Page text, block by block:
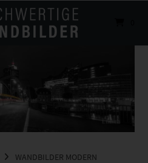
WANDBILDER MODERN